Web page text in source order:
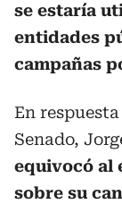
se estaría
entidades
campañas
En
Senado,
equivocó al
sobre su